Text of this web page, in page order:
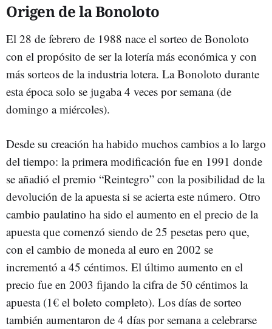
Origen de la Bonoloto
El 28 de febrero de 1988 nace el sorteo de Bonoloto
con el propósito de ser la lotería más económica y con
más sorteos de la industria lotera. La Bonoloto durante
esta época solo se jugaba 4 veces por semana (de
domingo a miércoles).
Desde su creación ha habido muchos cambios a lo largo
del tiempo: la primera modificación fue en 1991 donde
se añadió el premio “Reintegro” con la posibilidad de la
devolución de la apuesta si se acierta este número. Otro
cambio paulatino ha sido el aumento en el precio de la
apuesta que comenzó siendo de 25 pesetas pero que,
con el cambio de moneda al euro en 2002 se
incrementó a 45 céntimos. El último aumento en el
precio fue en 2003 fijando la cifra de 50 céntimos la
apuesta (1€ el boleto completo). Los días de sorteo
también aumentaron de 4 días por semana a celebrarse